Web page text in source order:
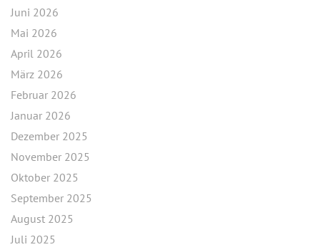
Juni 2026
Mai 2026
April 2026
März 2026
Februar 2026
Januar 2026
Dezember 2025
November 2025
Oktober 2025
September 2025
August 2025
Juli 2025